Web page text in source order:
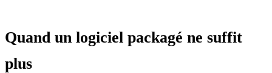
Quand un logiciel packagé ne suffit
plus